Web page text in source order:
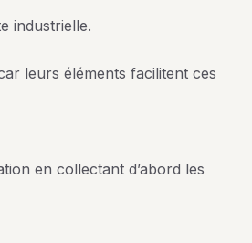
industrielle.
leurs éléments facilitent ces
en collectant d’abord les